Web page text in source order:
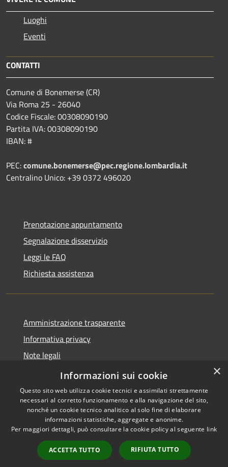
Luoghi
Eventi
CONTATTI
Comune di Bonemerse (CR)
Via Roma 25 - 26040
Codice Fiscale: 00308090190
Partita IVA: 00308090190
IBAN: #
PEC:comune.bonemerse@pec.regione.lombardia.it
Centralino Unico: +39 0372 496020
Prenotazione appuntamento
Segnalazione disservizio
Leggi le FAQ
Richiesta assistenza
Amministrazione trasparente
Informativa privacy
Note legali
Dichiarazione di accessibilità
Accessibilità
Copyright © 2026 • Comune di
Bonemerse • Powered by
Municipium•
Accesso
redazione
×
Informazioni sui cookie
Questo sito web utilizza cookie tecnici e assimilati strettamente
necessari al corretto funzionamento e alla navigazione del sito,
nonché un cookie tecnico analitico al solo fine di elaborare
informazioni statistiche, aggregate e anonime.
Per maggiori dettagli, può consultare la cookie policy al seguente link
ACCETTA TUTTO RIFIUTA TUTTO